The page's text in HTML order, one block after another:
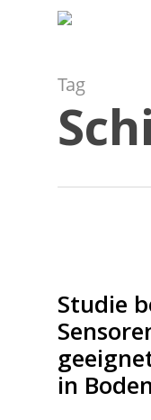
Tag
Studie
in